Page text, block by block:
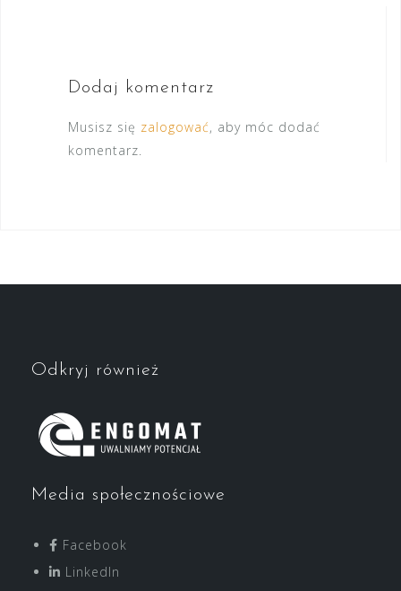
Dodaj komentarz
Musisz się zalogować, aby móc dodać
komentarz.
Odkryj również
Media społecznościowe
Facebook
LinkedIn